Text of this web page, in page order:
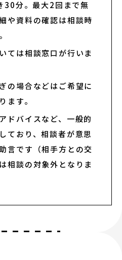
30分。最大2回まで無
や資料の確認は相談時
ては相談窓口が行いま
の場合などはご希望に
ます。
ドバイスなど、一般的
ており、相談者が意思
言です（相手方との交
相談の対象外となりま